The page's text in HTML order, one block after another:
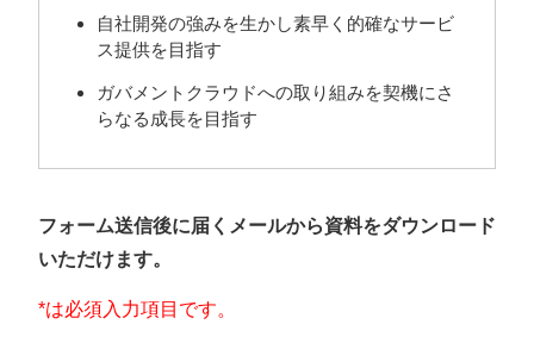
自社開発の強みを生かし素早く的確なサービ
ス提供を目指す
ガバメントクラウドへの取り組みを契機にさ
らなる成長を目指す
フォーム送信後に届くメールから資料をダウンロード
いただけます。
*は必須入力項目です。